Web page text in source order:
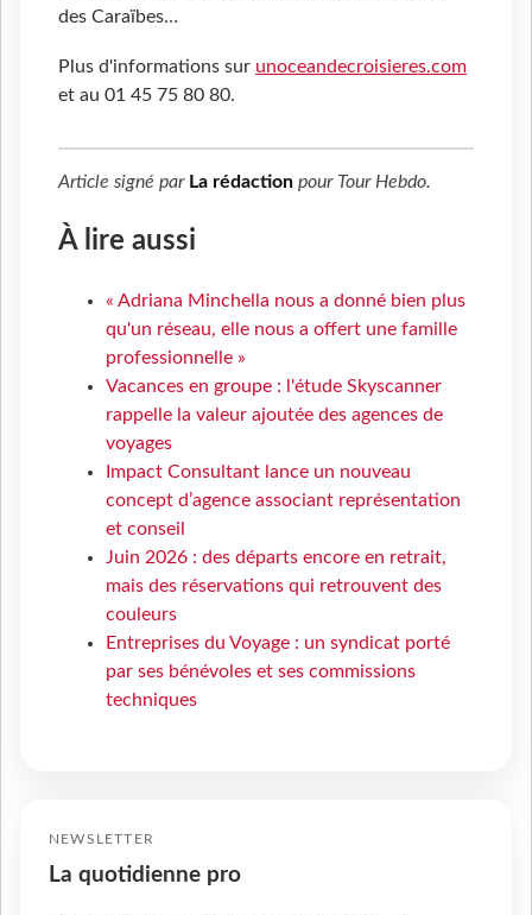
des Caraïbes…
Plus d'informations sur unoceandecroisieres.com
et au 01 45 75 80 80.
Article signé par La rédaction pour Tour Hebdo.
À lire aussi
« Adriana Minchella nous a donné bien plus
qu'un réseau, elle nous a offert une famille
professionnelle »
Vacances en groupe : l'étude Skyscanner
rappelle la valeur ajoutée des agences de
voyages
Impact Consultant lance un nouveau
concept d’agence associant représentation
et conseil
Juin 2026 : des départs encore en retrait,
mais des réservations qui retrouvent des
couleurs
Entreprises du Voyage : un syndicat porté
par ses bénévoles et ses commissions
techniques
NEWSLETTER
La quotidienne pro